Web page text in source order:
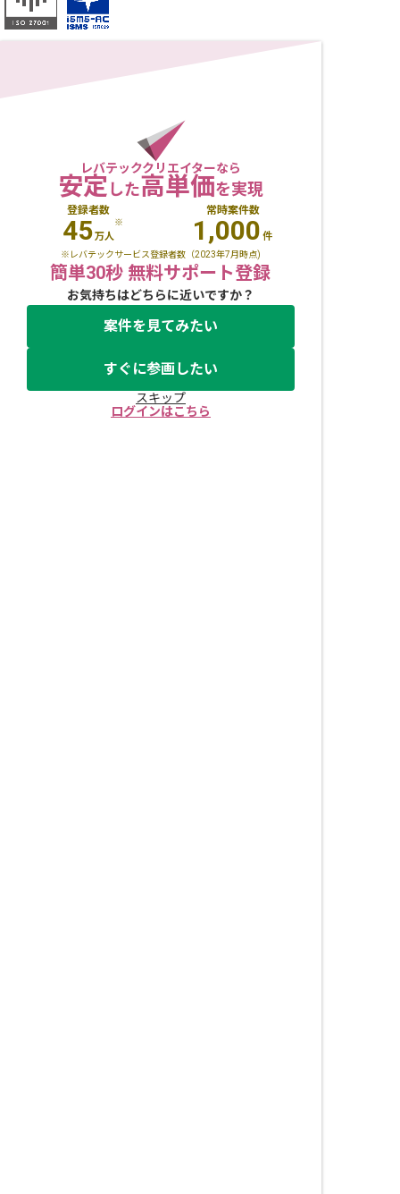
レバテッククリエイターなら
安定した高単価を実現
登録者数
45万人
※
常時案件数
1,000 件
※レバテックサービス登録者数（2023年7月時点)
簡単30秒 無料サポート登録
お気持ちはどちらに近いですか？
案件を見てみたい
すぐに参画したい
スキップ
ログインはこちら